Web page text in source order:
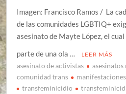
Imagen: Francisco Ramos / La
de las comunidades LGBTIQ+
asesinato de Mayte López, el
parte de una ola …
LEER MÁS
asesinato de activistas
comunidad trans
transfeminicidio